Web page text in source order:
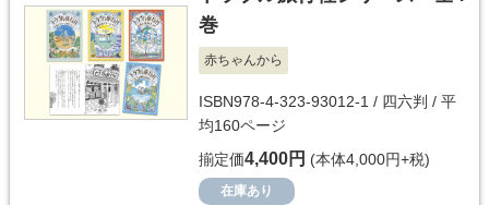
巻
赤ちゃんから
ISBN978-4-323-93012-1 / 四六判 / 平
均160ページ
揃定価4,400円 (本体4,000円+税)
在庫あり